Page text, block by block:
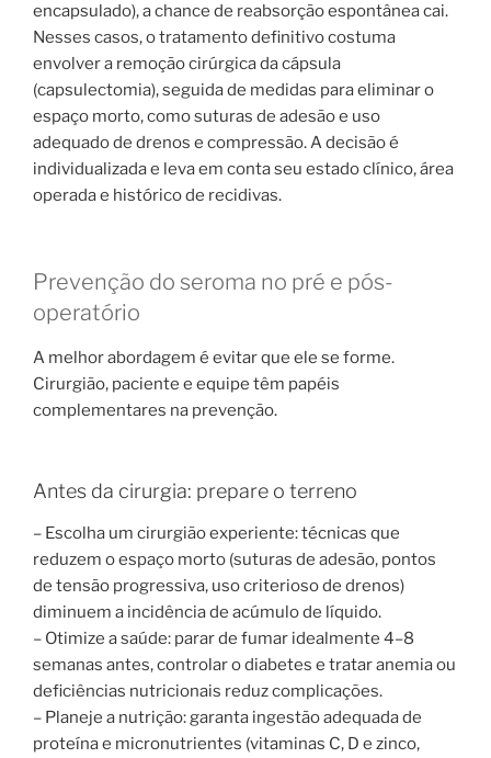
encapsulado), a chance de reabsorção espontânea cai.
Nesses casos, o tratamento definitivo costuma
envolver a remoção cirúrgica da cápsula
(capsulectomia), seguida de medidas para eliminar o
espaço morto, como suturas de adesão e uso
adequado de drenos e compressão. A decisão é
individualizada e leva em conta seu estado clínico, área
operada e histórico de recidivas.
Prevenção do seroma no pré e pós-
operatório
A melhor abordagem é evitar que ele se forme.
Cirurgião, paciente e equipe têm papéis
complementares na prevenção.
Antes da cirurgia: prepare o terreno
– Escolha um cirurgião experiente: técnicas que
reduzem o espaço morto (suturas de adesão, pontos
de tensão progressiva, uso criterioso de drenos)
diminuem a incidência de acúmulo de líquido.
– Otimize a saúde: parar de fumar idealmente 4–8
semanas antes, controlar o diabetes e tratar anemia ou
deficiências nutricionais reduz complicações.
– Planeje a nutrição: garanta ingestão adequada de
proteína e micronutrientes (vitaminas C, D e zinco,